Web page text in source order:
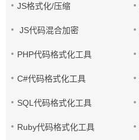
JS格式化/压缩
JS代码混合加密
PHP代码格式化工具
C#代码格式化工具
SQL代码格式化工具
Ruby代码格式化工具